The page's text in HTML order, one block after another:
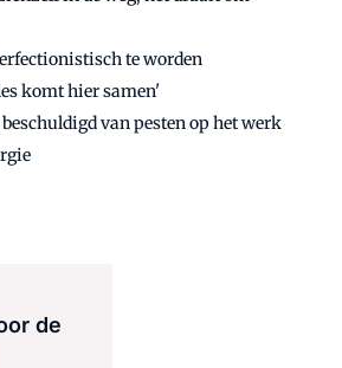
te worden
komt hier samen'
van pesten op het werk
de